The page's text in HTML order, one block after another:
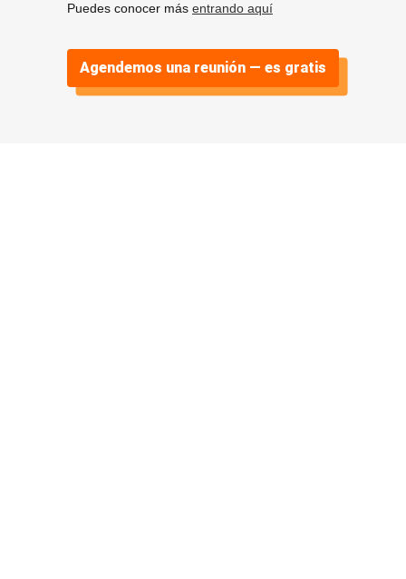
Puedes conocer más entrando aquí
Agendemos una reunión — es gratis